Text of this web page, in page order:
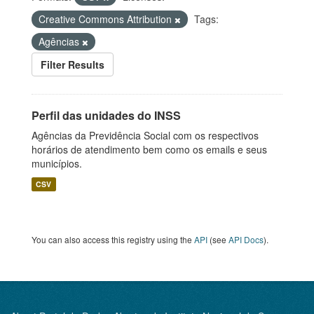
Creative Commons Attribution
Tags:
Agências
Filter Results
Perfil das unidades do INSS
Agências da Previdência Social com os respectivos
horários de atendimento bem como os emails e seus
municípios.
CSV
You can also access this registry using the API (see API Docs).